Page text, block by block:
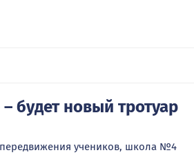
будет новый тротуар
учеников, школа №4